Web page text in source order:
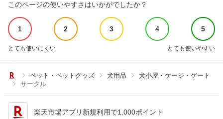
このページの使いやすさはいかがでしたか？
1 2 3 4 5
とても使いにくい とても使いやすい
ペット・ペットグッズ 犬用品
犬小屋・ケージ・ゲート
サークル
楽天市場アプリ新規利用で1,000ポイント